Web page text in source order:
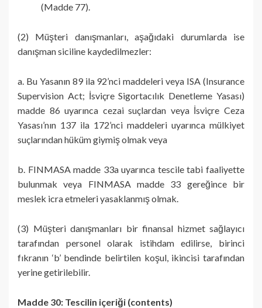
(Madde 77).
(2) Müşteri danışmanları, aşağıdaki durumlarda ise
danışman siciline kaydedilmezler:
a. Bu Yasanın 89 ila 92’nci maddeleri veya ISA (Insurance
Supervision Act; İsviçre Sigortacılık Denetleme Yasası)
madde 86 uyarınca cezai suçlardan veya İsviçre Ceza
Yasası’nın 137 ila 172’nci maddeleri uyarınca mülkiyet
suçlarından hüküm giymiş olmak veya
b. FINMASA madde 33a uyarınca tescile tabi faaliyette
bulunmak veya FINMASA madde 33 gereğince bir
meslek icra etmeleri yasaklanmış olmak.
(3) Müşteri danışmanları bir finansal hizmet sağlayıcı
tarafından personel olarak istihdam edilirse, birinci
fıkranın ‘b’ bendinde belirtilen koşul, ikincisi tarafından
yerine getirilebilir.
Madde 30: Tescilin içeriği (contents)